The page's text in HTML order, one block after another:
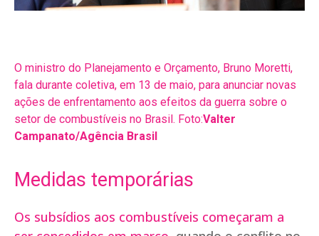
O ministro do Planejamento e Orçamento, Bruno Moretti,
fala durante coletiva, em 13 de maio, para anunciar novas
ações de enfrentamento aos efeitos da guerra sobre o
setor de combustíveis no Brasil. Foto:Valter
Campanato/Agência Brasil
Medidas temporárias
Os subsídios aos combustíveis começaram a